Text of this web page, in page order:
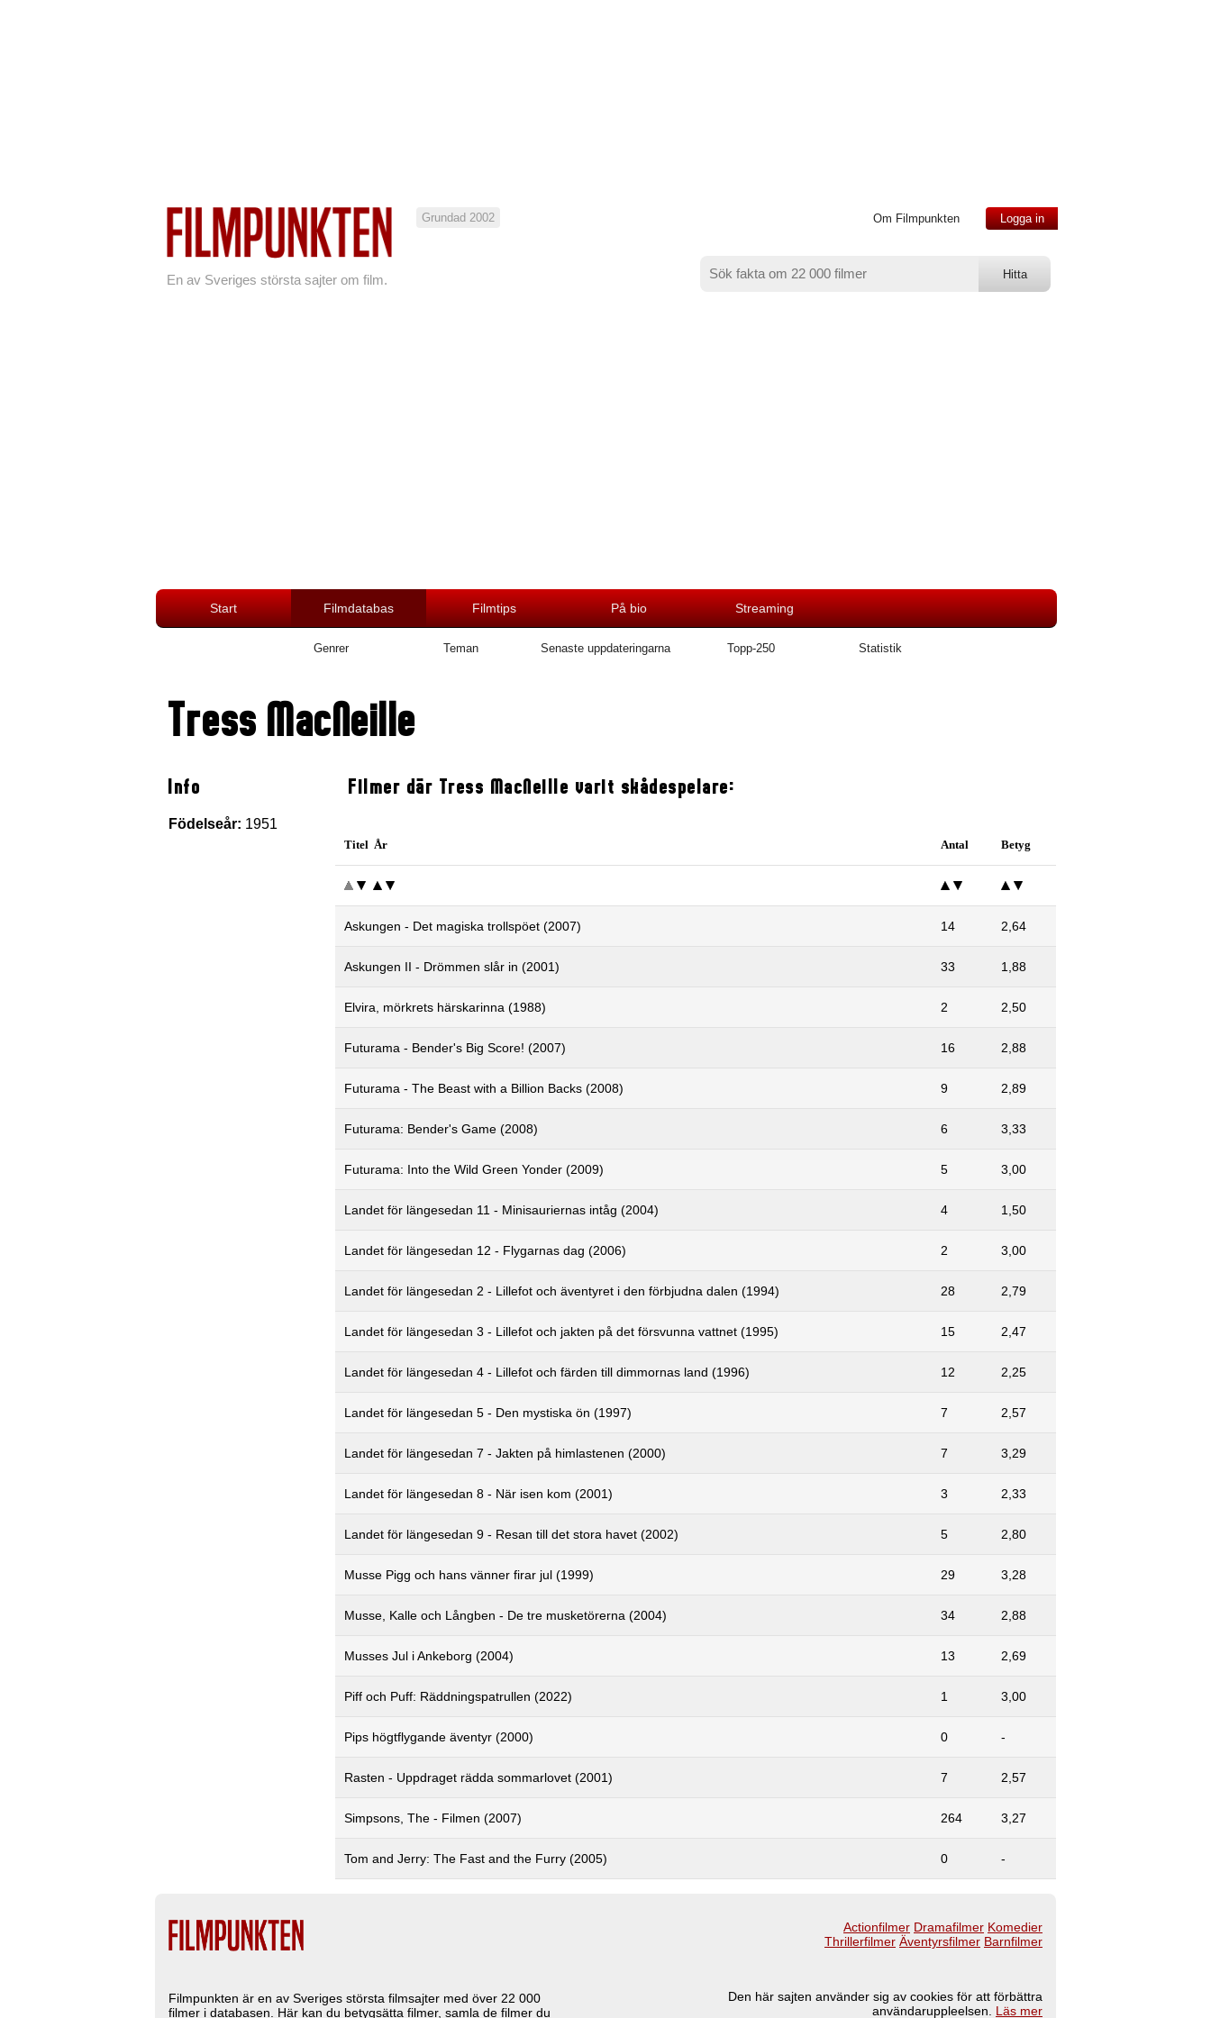
En av Sveriges största sajter om film.
Grundad 2002 Om Filmpunkten Logga in
Start Filmdatabas Filmtips På bio Streaming
Genrer Teman Senaste uppdateringarna Topp-250 Statistik
Tress MacNeille
Info
Födelseår: 1951
Filmer där Tress MacNeille varit skådespelare:
Titel År Antal Betyg
Askungen - Det magiska trollspöet (2007) 14 2,64
Askungen II - Drömmen slår in (2001) 33 1,88
Elvira, mörkrets härskarinna (1988) 2 2,50
Futurama - Bender's Big Score! (2007) 16 2,88
Futurama - The Beast with a Billion Backs (2008) 9 2,89
Futurama: Bender's Game (2008) 6 3,33
Futurama: Into the Wild Green Yonder (2009) 5 3,00
Landet för längesedan 11 - Minisauriernas intåg (2004) 4 1,50
Landet för längesedan 12 - Flygarnas dag (2006) 2 3,00
Landet för längesedan 2 - Lillefot och äventyret i den förbjudna dalen (1994) 28 2,79
Landet för längesedan 3 - Lillefot och jakten på det försvunna vattnet (1995) 15 2,47
Landet för längesedan 4 - Lillefot och färden till dimmornas land (1996) 12 2,25
Landet för längesedan 5 - Den mystiska ön (1997) 7 2,57
Landet för längesedan 7 - Jakten på himlastenen (2000) 7 3,29
Landet för längesedan 8 - När isen kom (2001) 3 2,33
Landet för längesedan 9 - Resan till det stora havet (2002) 5 2,80
Musse Pigg och hans vänner firar jul (1999) 29 3,28
Musse, Kalle och Långben - De tre musketörerna (2004) 34 2,88
Musses Jul i Ankeborg (2004) 13 2,69
Piff och Puff: Räddningspatrullen (2022) 1 3,00
Pips högtflygande äventyr (2000) 0 -
Rasten - Uppdraget rädda sommarlovet (2001) 7 2,57
Simpsons, The - Filmen (2007) 264 3,27
Tom and Jerry: The Fast and the Furry (2005) 0 -
Filmpunkten är en av Sveriges största filmsajter med över 22 000
filmer i databasen. Här kan du betygsätta filmer, samla de filmer du
Actionfilmer Dramafilmer Komedier
Thrillerfilmer Äventyrsfilmer Barnfilmer
Den här sajten använder sig av cookies för att förbättra
användaruppleelsen. Läs mer